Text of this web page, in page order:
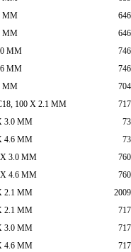
MM
MM
MM
MM
MM
100 X 2.1 MM
3.0 MM
4.6 MM
3.0 MM
4.6 MM
2.1 MM
2.1 MM
3.0 MM
4.6 MM